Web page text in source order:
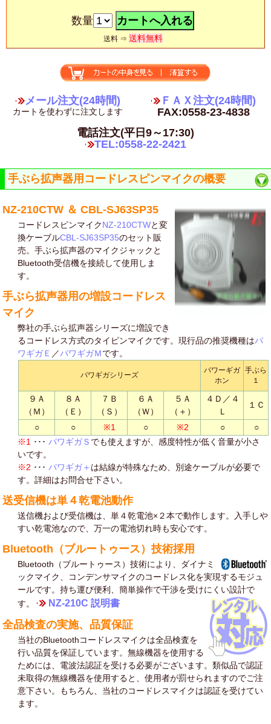
数量
送料 ⇒ 送料無料
メール注文(24時間)
カートを使わずに注文します
ＦＡＸ注文(24時間)
FAX:0558-23-4838
電話注文(平日9～17:30)
TEL:0558-22-2421
手ぶら拡声器用コードレスピンマイクの概要
NZ-210CTW ＆ CBL-SJ63SP35
コードレスピンマイクNZ-210CTWと変
換ケーブルCBL-SJ63SP35のセット販
売。手ぶら拡声器のマイクジャックと
Bluetooth受信機を接続して使用しま
す。
手ぶら拡声器用の増設コードレス
マイク
弊社の手ぶら拡声器シリーズに増設でき
るコードレス方式のタイピンマイクです。現行品の推奨機種はパ
ワギガＥ ／パワギガＭです。
パワギガシリーズ
パワーギガ
ホン
手ぶら
１
９Ａ
（Ｍ）
８Ａ
（Ｅ）
７Ｂ
（Ｓ）
６Ａ
（Ｗ）
５Ａ
（＋）
４Ｄ／４
Ｌ
１Ｃ
○ ○ ※1 ○ ※2 ○
○
※1 ･･･ パワギガＳ でも使えますが、感度特性が低く音量が小さ
いです。
※2 ･･･ パワギガ＋ は結線が特殊なため、別途ケーブルが必要で
す。詳細はお問合せ下さい。
送受信機は単４乾電池動作
送信機および受信機は、単４乾電池×２本で動作します。入手しや
すい乾電池なので、万一の電池切れ時も安心です。
Bluetooth（ブルートゥース）技術採用
Bluetooth（ブルートゥース）技術により、ダイナミ
ックマイク、コンデンサマイクのコードレス化を実現するモジュ
ールです。持ち運び便利、簡単操作で干渉を受けにくい設計で
す。
NZ-210C 説明書
全品検査の実施、品質保証
当社のBluetoothコードレスマイクは全品検査を
行い品質を保証しています。無線機器を使用する
ためには、電波法認証を受ける必要がございます。類似品で認証
未取得の無線機器を使用すると、使用者が罰せられますのでご注
意下さい。もちろん、当社のコードレスマイクは認証を受けてい
ます。